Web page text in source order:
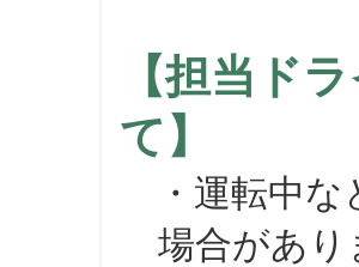
【担当ド
て】
・運転中な
場合があり